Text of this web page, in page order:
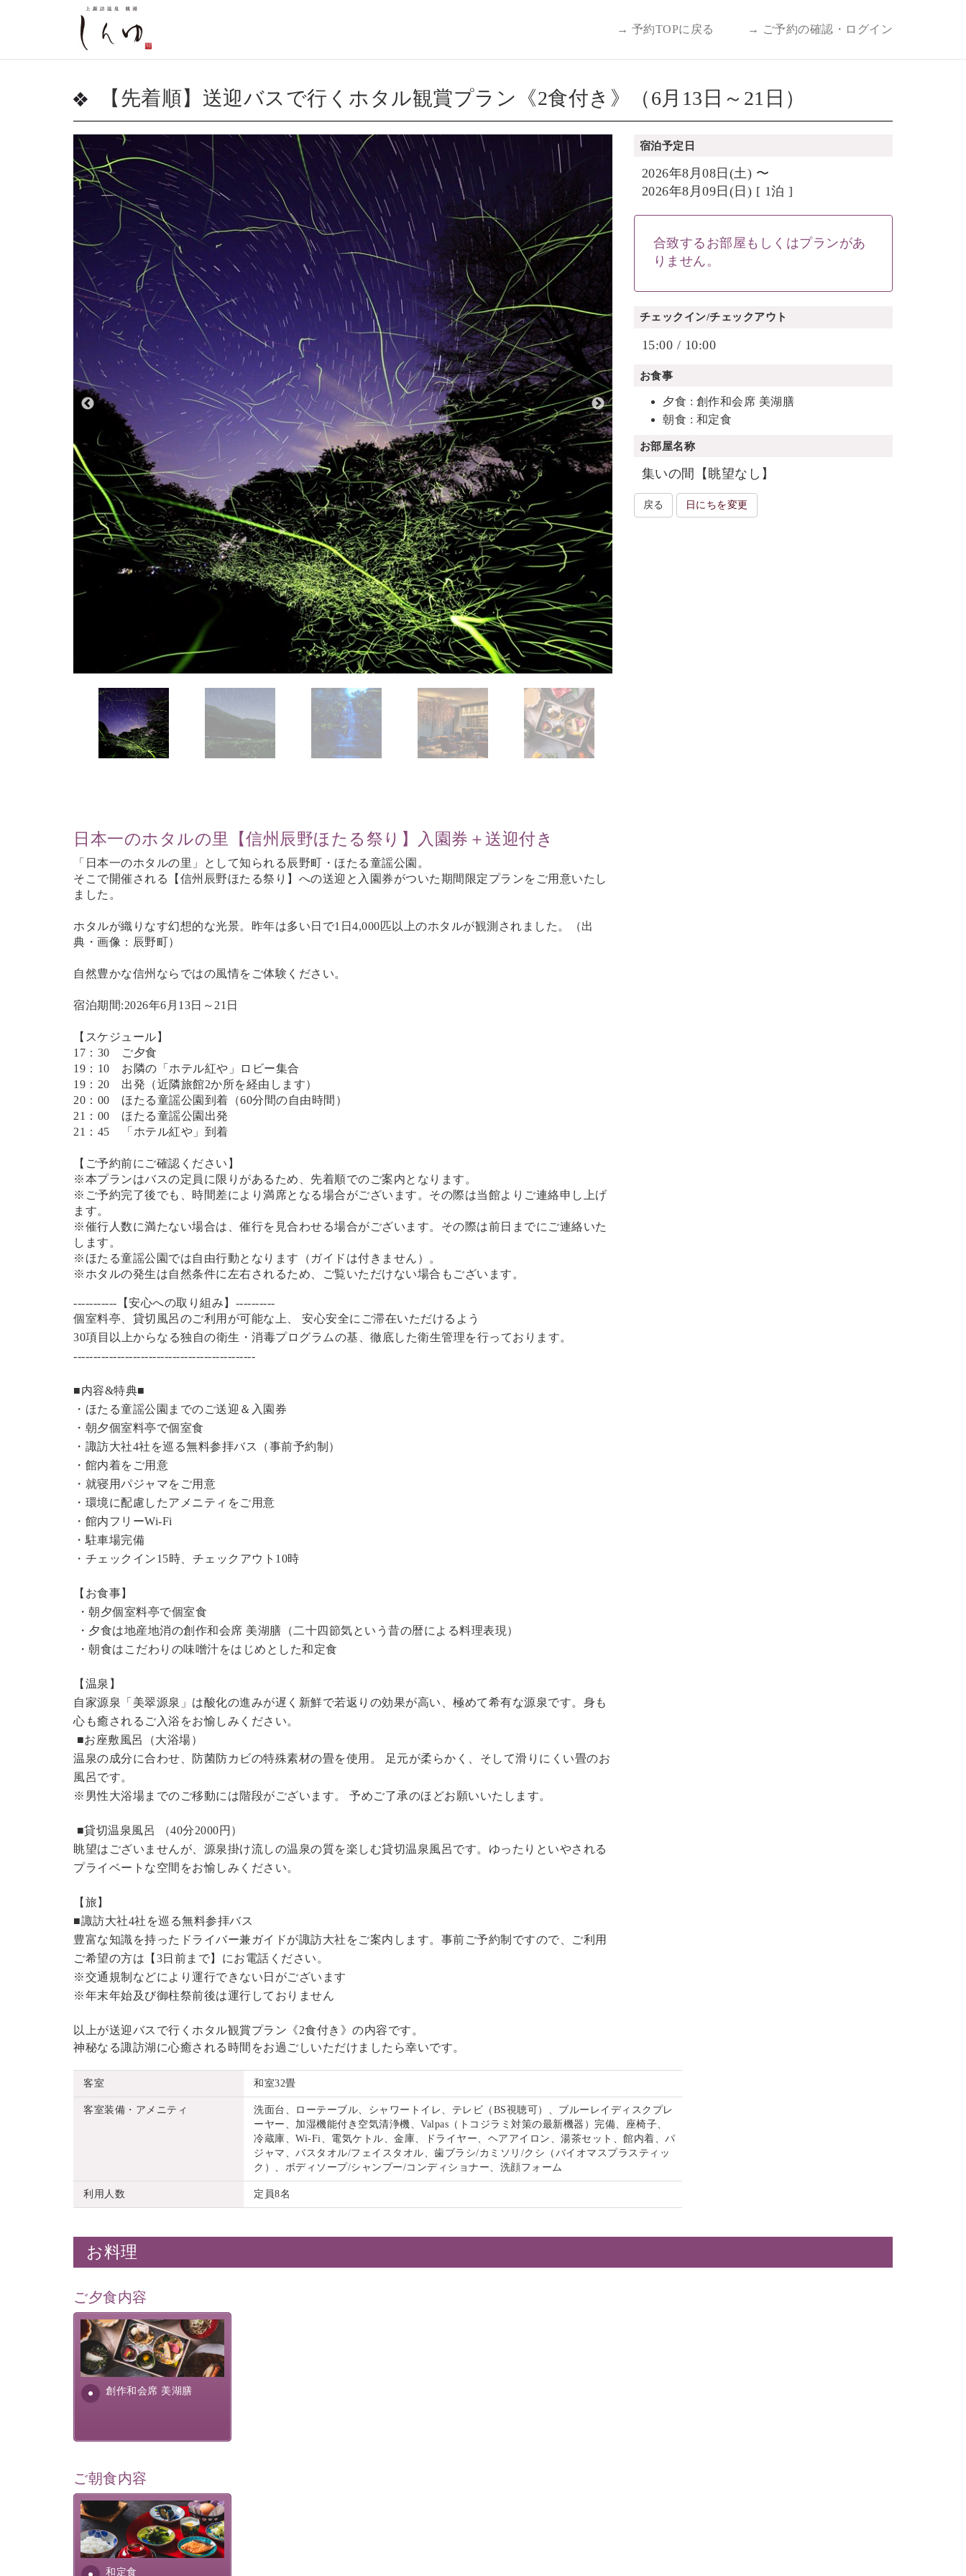
→ 予約TOPに戻る → ご予約の確認・ログイン
【先着順】送迎バスで行くホタル観賞プラン《2食付き》（6月13日～21日）
日本一のホタルの里【信州辰野ほたる祭り】入園券＋送迎付き
「日本一のホタルの里」として知られる辰野町・ほたる童謡公園。
そこで開催される【信州辰野ほたる祭り】への送迎と入園券がついた期間限定プランをご用意いたし
ました。
ホタルが織りなす幻想的な光景。昨年は多い日で1日4,000匹以上のホタルが観測されました。（出
典 ・画像 ：辰野町）
自然豊かな信州ならではの風情をご体験ください。
宿泊期間:2026年6月13日～21日
【スケジュール】
17：30 ご夕食
19：10 お隣の「ホテル紅や」ロビー集合
19：20 出発（近隣旅館2か所を経由します）
20：00 ほたる童謡公園到着（60分間の自由時間）
21：00 ほたる童謡公園出発
21：45 「ホテル紅や」到着
【ご予約前にご確認ください】
※本プランはバスの定員に限りがあるため、先着順でのご案内となります。
※ご予約完了後でも、時間差により満席となる場合がございます。その際は当館よりご連絡申し上げ
ます。
※催行人数に満たない場合は、催行を見合わせる場合がございます。その際は前日までにご連絡いた
します。
※ほたる童謡公園では自由行動となります（ガイドは付きません）。
※ホタルの発生は自然条件に左右されるため、ご覧いただけない場合もございます。
-----------【安心への取り組み】----------
個室料亭、貸切風呂のご利用が可能な上、 安心安全にご滞在いただけるよう
30項目以上からなる独自の衛生・消毒プログラムの基、徹底した衛生管理を行っております。
----------------------------------------------
■内容&特典■
・ ほたる童謡公園までのご送迎＆入園券
・朝夕個室料亭で個室食
・諏訪大社4社を巡る無料参拝バス（事前予約制）
・館内着をご用意
・就寝用パジャマをご用意
・環境に配慮したアメニティをご用意
・館内フリーWi-Fi
・駐車場完備
・チェックイン15時、チェックアウト10時
【お食事】
・朝夕個室料亭で個室食
・夕食は地産地消の創作和会席 美湖膳（二十四節気という昔の暦による料理表現）
・朝食はこだわりの味噌汁をはじめとした和定食
【温泉】
自家源泉「美翠源泉」は酸化の進みが遅く新鮮で若返りの効果が高い、極めて希有な源泉です。身も
心も癒されるご入浴をお愉しみください。
■お座敷風呂（大浴場）
温泉の成分に合わせ、防菌防カビの特殊素材の畳を使用。 足元が柔らかく、そして滑りにくい畳のお
風呂です。
※男性大浴場までのご移動には階段がございます。 予めご了承のほどお願いいたします。
■貸切温泉風呂 （40分2000円）
眺望はございませんが、源泉掛け流しの温泉の質を楽しむ貸切温泉風呂です。ゆったりといやされる
プライベートな空間をお愉しみください。
【旅】
■諏訪大社4社を巡る無料参拝バス
豊富な知識を持ったドライバー兼ガイドが諏訪大社をご案内します。事前ご予約制ですので、ご利用
ご希望の方は【3日前まで】にお電話ください。
※交通規制などにより運行できない日がございます
※年末年始及び御柱祭前後は運行しておりません
以上が送迎バスで行くホタル観賞プラン《2食付き》の内容です。
神秘なる諏訪湖に心癒される時間をお過ごしいただけましたら幸いです。
宿泊予定日
2026年8月08日(土) 〜
2026年8月09日(日) [ 1泊 ]
合致するお部屋もしくはプランがあ
りません。
チェックイン/チェックアウト
15:00 / 10:00
お食事
夕食 : 創作和会席 美湖膳
朝食 : 和定食
お部屋名称
集いの間【眺望なし】
戻る 日にちを変更
客室 和室32畳
客室装備・アメニティ
洗面台、ローテーブル、シャワートイレ、テレビ（BS視聴可）、ブルーレイディスクプレ
ーヤー、加湿機能付き空気清浄機、Valpas（トコジラミ対策の最新機器）完備、座椅子、
冷蔵庫、Wi-Fi、電気ケトル、金庫、ドライヤー、ヘアアイロン、湯茶セット、館内着、パ
ジャマ、バスタオル/フェイスタオル、歯ブラシ/カミソリ/クシ（バイオマスプラスティッ
ク）、ボディソープ/シャンプー/コンディショナー、洗顔フォーム
利用人数 定員8名
お料理
ご夕食内容
創作和会席 美湖膳
美湖膳とは諏訪の地で特別を
提供する為に料理長・神原 裕
明が考え出した創作和会席で
す。美しい諏訪湖の幸...
ご朝食内容
和定食
さっぱりとした和食膳に使わ
れる食材は、諏訪の名産品を
ふんだんに取り入れ、安心・
安全を心掛けた長野県産...